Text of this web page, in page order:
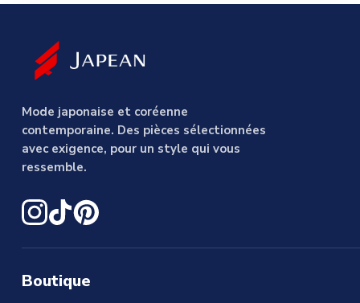
Mode japonaise et coréenne
contemporaine. Des pièces sélectionnées
avec exigence, pour un style qui vous
ressemble.
Boutique